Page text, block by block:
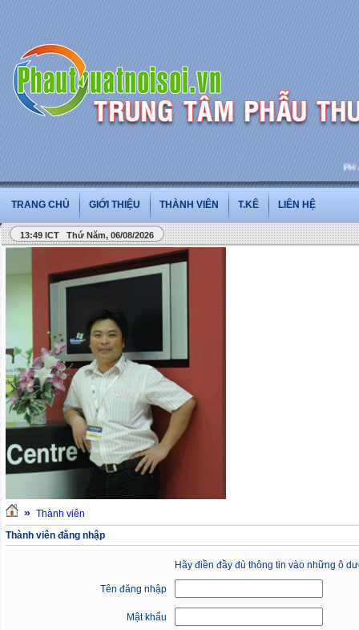
TRANG CHỦ GIỚI THIỆU THÀNH VIÊN T.KÊ LIÊN HỆ
13:49 ICT Thứ Năm, 06/08/2026
» Thành viên
Thành viên đăng nhập
Hãy điền đầy đủ thông tin vào những ô
Tên đăng nhập
Mật khẩu